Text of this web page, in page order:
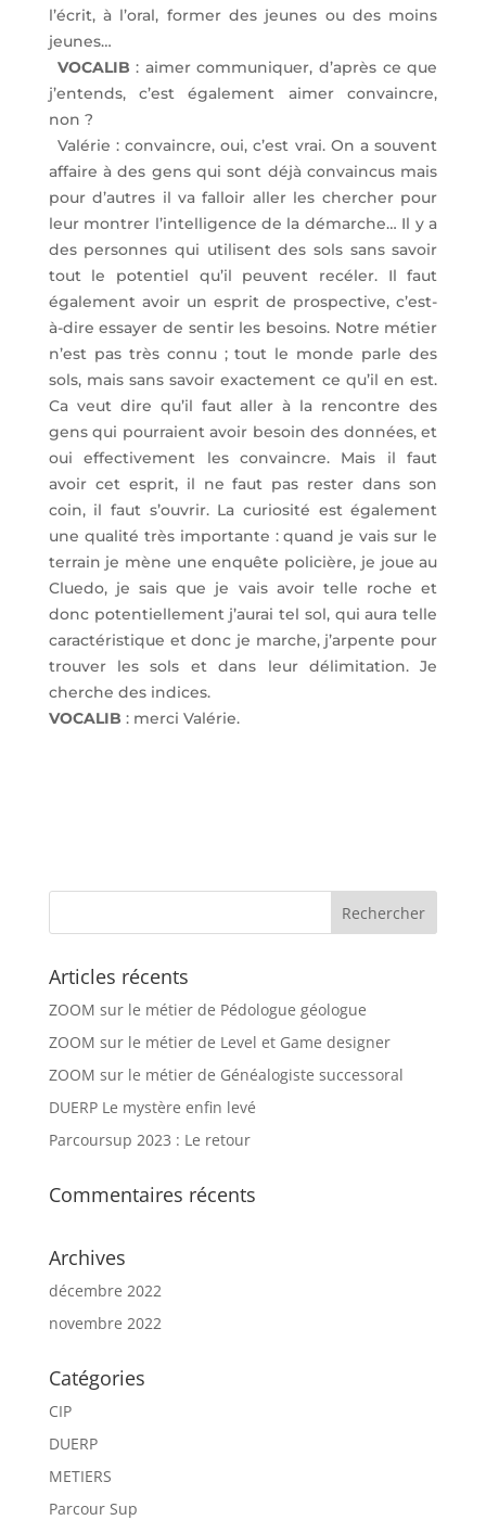
l’écrit, à l’oral, former des jeunes ou des moins
jeunes…
VOCALIB : aimer communiquer, d’après ce que
j’entends, c’est également aimer convaincre,
non ?
Valérie : convaincre, oui, c’est vrai. On a souvent
affaire à des gens qui sont déjà convaincus mais
pour d’autres il va falloir aller les chercher pour
leur montrer l’intelligence de la démarche… Il y a
des personnes qui utilisent des sols sans savoir
tout le potentiel qu’il peuvent recéler. Il faut
également avoir un esprit de prospective, c’est-
à-dire essayer de sentir les besoins. Notre métier
n’est pas très connu ; tout le monde parle des
sols, mais sans savoir exactement ce qu’il en est.
Ca veut dire qu’il faut aller à la rencontre des
gens qui pourraient avoir besoin des données, et
oui effectivement les convaincre. Mais il faut
avoir cet esprit, il ne faut pas rester dans son
coin, il faut s’ouvrir. La curiosité est également
une qualité très importante : quand je vais sur le
terrain je mène une enquête policière, je joue au
Cluedo, je sais que je vais avoir telle roche et
donc potentiellement j’aurai tel sol, qui aura telle
caractéristique et donc je marche, j’arpente pour
trouver les sols et dans leur délimitation. Je
cherche des indices.
VOCALIB : merci Valérie.
Articles récents
ZOOM sur le métier de Pédologue géologue
ZOOM sur le métier de Level et Game designer
ZOOM sur le métier de Généalogiste successoral
DUERP Le mystère enfin levé
Parcoursup 2023 : Le retour
Commentaires récents
Archives
décembre 2022
novembre 2022
Catégories
CIP
DUERP
METIERS
Parcour Sup